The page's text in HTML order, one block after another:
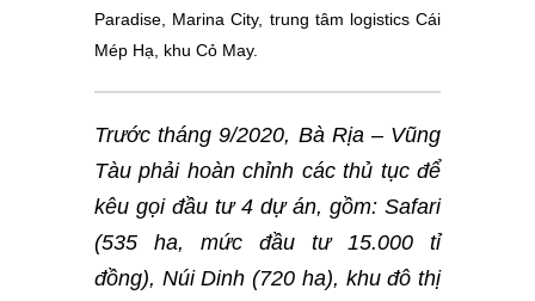
Paradise, Marina City, trung tâm logistics Cái
Mép Hạ, khu Cỏ May.
Trước tháng 9/2020, Bà Rịa – Vũng
Tàu phải hoàn chỉnh các thủ tục để
kêu gọi đầu tư 4 dự án, gồm: Safari
(535 ha, mức đầu tư 15.000 tỉ
đồng), Núi Dinh (720 ha), khu đô thị